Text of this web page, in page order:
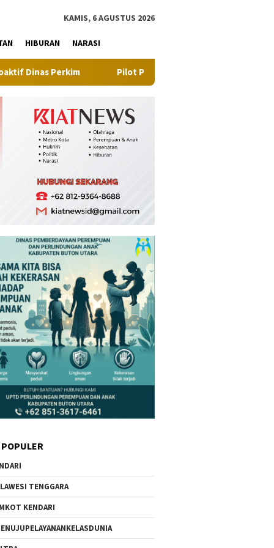
KAMIS, 6 AGUSTUS 2026
HIBURAN NARASI
Pilot Project, Kementerian ATR/BPN Uji Coba Layanan
TENGGARA
KENDARI